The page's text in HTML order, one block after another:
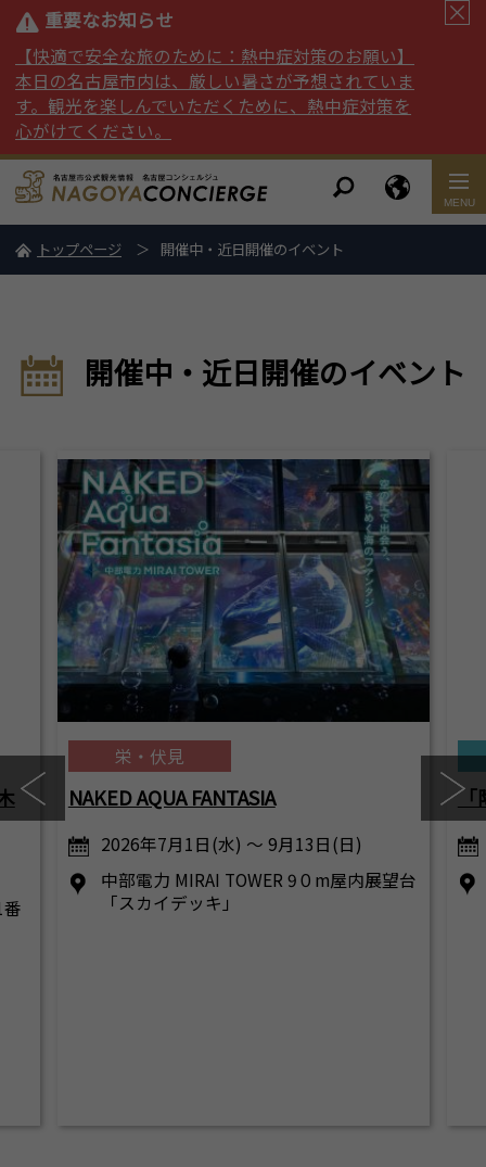
重要なお知らせ
【快適で安全な旅のために：熱中症対策のお願い】
本日の名古屋市内は、厳しい暑さが予想されていま
す。観光を楽しんでいただくために、熱中症対策を
心がけてください。
トップページ 開催中・近日開催のイベント
開催中・近日開催のイベント
栄・伏見
NAKED AQUA FANTASIA
2026年7月1日(水) ～ 9月13日(日)
中部電力 MIRAI TOWER 9０m屋内展望台
「スカイデッキ」
「